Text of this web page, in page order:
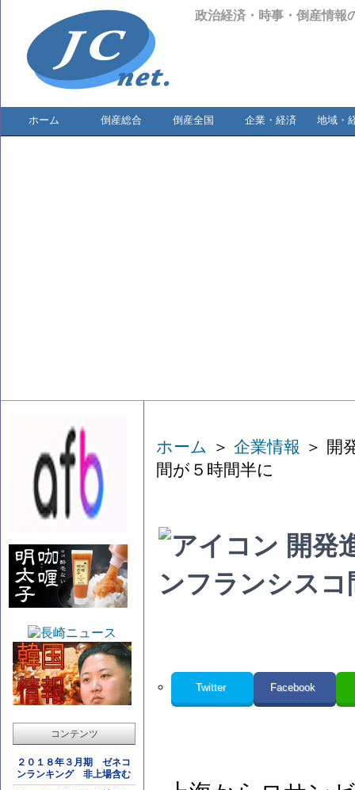
政治経済・時事・倒産情報
ホーム 倒産総合 倒産全国 企業・経済 地域・
コンテンツ
２０１８年３月期 ゼネコ
ンランキング 非上場含む
ホーム ＞ 企業情報 ＞ 開
間が５時間半に
開発
ンフランシス
Twitter Facebook